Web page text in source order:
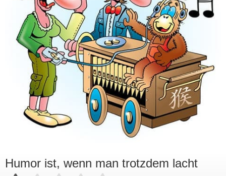
Humor ist, wenn man trotzdem lacht